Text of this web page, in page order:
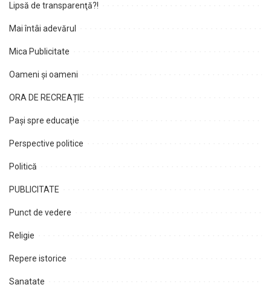
Lipsă de transparenţă?!
Mai întâi adevărul
Mica Publicitate
Oameni şi oameni
ORA DE RECREAȚIE
Paşi spre educaţie
Perspective politice
Politică
PUBLICITATE
Punct de vedere
Religie
Repere istorice
Sanatate